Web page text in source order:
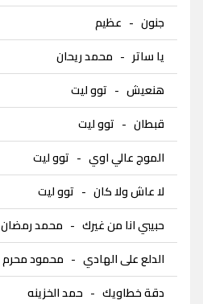
جنون - عظيم
يا ساتر - محمد ريحان
هنعيش - توو ليت
قبطان - توو ليت
الموج عالي اوي - توو ليت
لا عاش ولا كان - توو ليت
حبيبي انا من غيرك - محمد رمضان
الدلع على الهادي - محمود محرم
دقة خطاويك - حمد الخزينه